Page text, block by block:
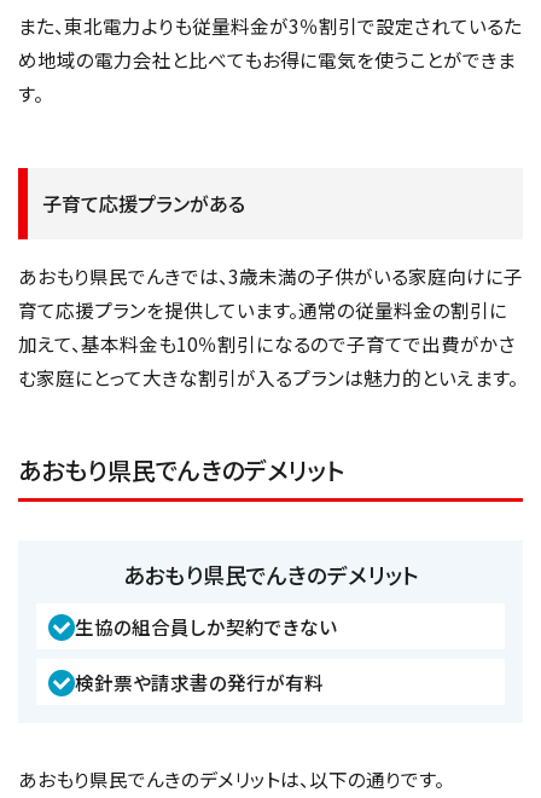
また、東北電力よりも従量料金が3％割引で設定されているた
め地域の電力会社と比べてもお得に電気を使うことができま
す。
子育て応援プランがある
あおもり県民でんきでは、3歳未満の子供がいる家庭向けに子
育て応援プランを提供しています。通常の従量料金の割引に
加えて、基本料金も10％割引になるので子育てで出費がかさ
む家庭にとって大きな割引が入るプランは魅力的といえます。
あおもり県民でんきのデメリット
あおもり県民でんきのデメリット
生協の組合員しか契約できない
検針票や請求書の発行が有料
あおもり県民でんきのデメリットは、以下の通りです。